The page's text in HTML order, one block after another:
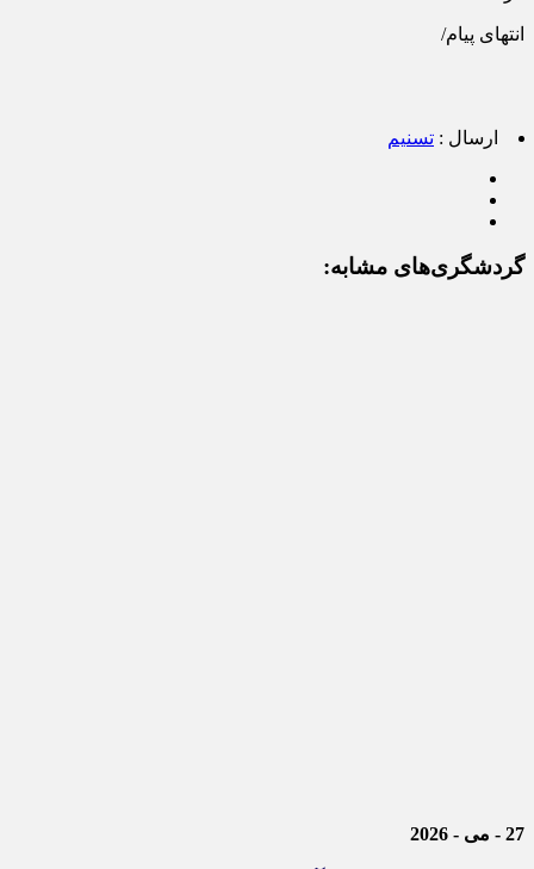
انتهای پیام/
ارسال : تسنیم
گردشگری‌های مشابه:
27 - می - 2026